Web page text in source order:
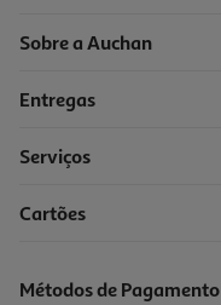
Sobre a Auchan
Entregas
Serviços
Cartões
Métodos de Pagamento